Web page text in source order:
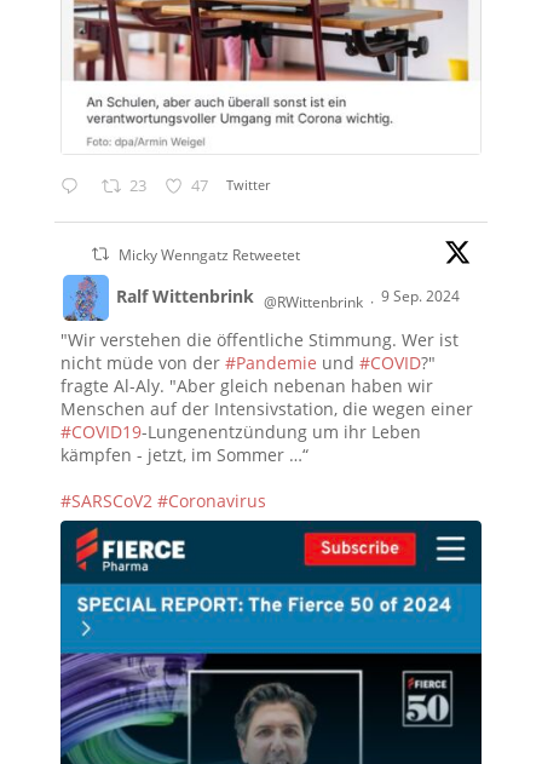
23 47 Twitter
Micky Wenngatz Retweetet
Ralf Wittenbrink @RWittenbrink · 9 Sep. 2024
"Wir verstehen die öffentliche Stimmung. Wer ist
nicht müde von der #Pandemie und #COVID?"
fragte Al-Aly. "Aber gleich nebenan haben wir
Menschen auf der Intensivstation, die wegen einer
#COVID19-Lungenentzündung um ihr Leben
kämpfen - jetzt, im Sommer …“
#SARSCoV2 #Coronavirus